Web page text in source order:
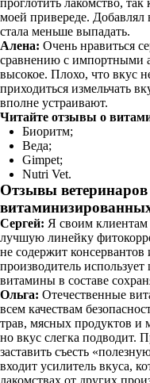
проглотить лакомство, так
моей привереде.
стала меньше выпадать.
Алена: Очень нравиться
сравнению с импортными
высокое. Плохо, что вкус
приходиться измельчать
вполне устраивают.
Читайте отзывы о
Биоритм;
Веда;
Gimpet;
Nutri Vet.
Отзывы
Сергей: Я своим
лучшую линейку
не содержит
производитель
витамины в составе
Ольга: Отечественные
всем качествам
трав, мясных продуктов и
но вкус слегка подводит.
заставить съесть
входит усилитель вкуса,
лакомствах от других